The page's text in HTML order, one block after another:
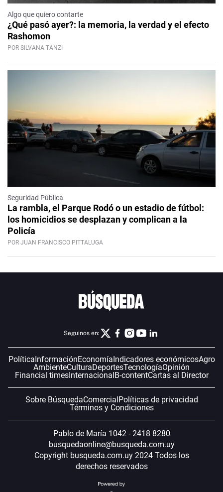
Algo que quiero contarte
¿Qué pasó ayer?: la memoria, la verdad y el efecto
Rashomon
POR SILVANA TANZI
Seguridad Pública
La rambla, el Parque Rodó o un estadio de fútbol:
los homicidios se desplazan y complican a la
Policía
POR JUAN FRANCISCO PITTALUGA
Seguinos en:
Política InformaciónEconomía Indicadores económicosAgro
AmbienteCulturaDeportesTecnologíaOpinión
Financial timesInternacional B-contentCartas al Director
Sobre BúsquedaComercial Políticas de privacidad
Términos y Condiciones
Pablo de María 1042 - 2418 8280
busquedaonline@busqueda.com.uy
Copyright busqueda.com.uy 2024 Todos los
derechos reservados